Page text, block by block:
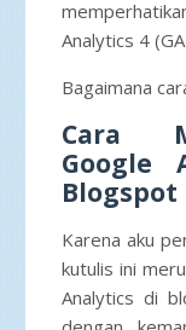
Analytics 4
Bagaimana
Cara
Google
Blogspot
Karena aku
kutulis ini
Analytics di